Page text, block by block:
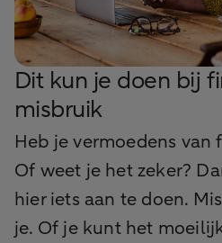
Dit kun je doen bij
misbruik
Heb je vermoedens
Of weet je het zeker?
hier iets aan te doen.
je. Of je kunt het